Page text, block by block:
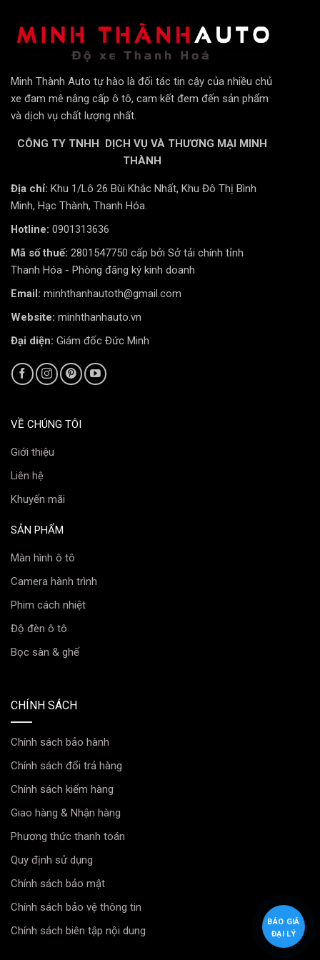
mọi thông số vận hành quan trọng nhất đều được hiển
thị sắc nét ngay phía sau vô lăng, trong tầm nhìn thẳng
của người lái. Điều này giúp:
Tăng cường sự tập trung:Người lái luôn giữ được
mắt quan sát trên đường.
các cảnh báo… đều được cập nhật ngay lập tức mà
không cần tìm kiếm.
Hiển Thị Đầy Đủ và Trực Quan
Màn hình LCD 6.2 inch hiển thị đầy đủ, không thiếu bất
kỳ một thông số quan trọng nào:
P), phần trăm pin còn lại, nhiệt độ pin, quãng đường
còn lại (Range), tổng quãng đường đã đi (ODO).
Cảnh báo an toàn: Cảnh báo áp suất lốp (TPMS),
tình trạng đèn xe, phanh tay, cảnh báo thắt dây an
toàn.
Control.
Tính Năng “Độc Quyền”: Tích Hợp Camera Lề
Trái – Phải
Đây là tính năng an toàn và đáng giá nhất của màn hình
IPC. Hệ thống sẽ tích hợp trực tiếp với camera trong
phải, hình ảnh từ camera gương tương ứng sẽ tự động
hiển thị trên màn hình IPC. Lợi ích mang lại là vô cùng
Xóa bỏ hoàn toàn điểm mù: Giúp người lái quan sát
rõ ràng các phương tiện, chướng ngại vật bên hông
khoảng cách với lề đường, vỉa hè.
Minh Thành Auto tự hào là đối tác tin cậy của nhiều chủ
xe đam mê nâng cấp ô tô, cam kết đem đến sản phẩm
và dịch vụ chất lượng nhất.
CÔNG TY TNHH DỊCH VỤ VÀ THƯƠNG MẠI MINH
THÀNH
Địa chỉ: Khu 1/Lô 26 Bùi Khắc Nhất, Khu Đô Thị Bình
Minh, Hạc Thành, Thanh Hóa.
Hotline: 0901313636
Mã số thuế: 2801547750 cấp bởi Sở tải chính tỉnh
Thanh Hóa - Phòng đăng ký kinh doanh
Email: minhthanhautoth@gmail.com
Website: minhthanhauto.vn
Đại diện: Giám đốc Đức Minh
VỀ CHÚNG TÔI
Giới thiệu
Liên hệ
Khuyến mãi
SẢN PHẨM
Màn hình ô tô
Camera hành trình
Phim cách nhiệt
Độ đèn ô tô
Bọc sàn & ghế
CHÍNH SÁCH
Chính sách bảo hành
Chính sách đổi trả hàng
Chính sách kiểm hàng
Giao hàng & Nhận hàng
Phương thức thanh toán
Quy định sử dụng
Chính sách bảo mật
Chính sách bảo vệ thông tin
Chính sách biên tập nội dung
BÁO GIÁ
ĐẠI LÝ